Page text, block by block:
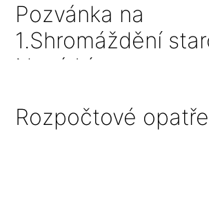
Pozvánka na
1.Shromáždění
Nová Lípa, s. o.
Rozpočtové